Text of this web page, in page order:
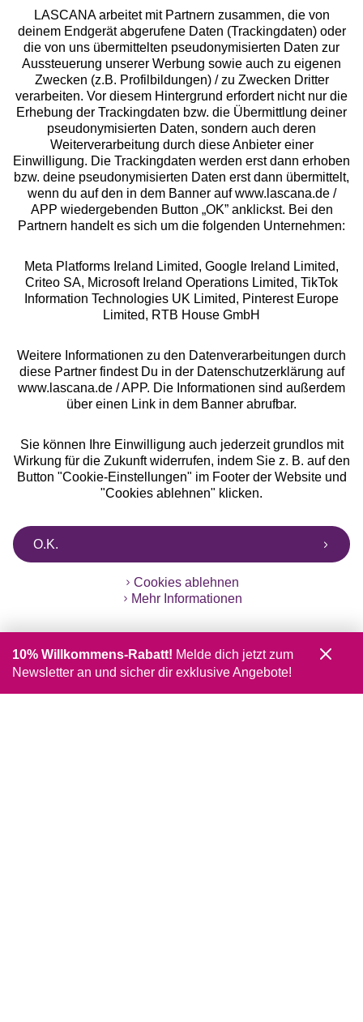
Services
Beratung
Über uns
Rechtliches
Alle Preise inkl. MwSt., zzgl.
Versandkosten
** Bonität vorausgesetzt, berechtigt zur Bonitätsprüfung
LASCANA arbeitet mit Partnern zusammen, die von
deinem Endgerät abgerufene Daten (Trackingdaten) oder
die von uns übermittelten pseudonymisierten Daten zur
Aussteuerung unserer Werbung sowie auch zu eigenen
Zwecken (z.B. Profilbildungen) / zu Zwecken Dritter
verarbeiten. Vor diesem Hintergrund erfordert nicht nur die
Erhebung der Trackingdaten bzw. die Übermittlung deiner
pseudonymisierten Daten, sondern auch deren
Weiterverarbeitung durch diese Anbieter einer
Einwilligung. Die Trackingdaten werden erst dann erhoben
bzw. deine pseudonymisierten Daten erst dann übermittelt,
wenn du auf den in dem Banner auf www.lascana.de /
APP wiedergebenden Button „OK” anklickst. Bei den
Partnern handelt es sich um die folgenden Unternehmen:
Meta Platforms Ireland Limited, Google Ireland Limited,
Criteo SA, Microsoft Ireland Operations Limited, TikTok
Information Technologies UK Limited, Pinterest Europe
Limited, RTB House GmbH
Weitere Informationen zu den Datenverarbeitungen durch
diese Partner findest Du in der Datenschutzerklärung auf
www.lascana.de / APP. Die Informationen sind außerdem
über einen Link in dem Banner abrufbar.
Sie können Ihre Einwilligung auch jederzeit grundlos mit
Wirkung für die Zukunft widerrufen, indem Sie z. B. auf den
Button "Cookie-Einstellungen" im Footer der Website und
"Cookies ablehnen" klicken.
O.K.
Cookies ablehnen
Mehr Informationen
10% Willkommens-Rabatt! Melde dich jetzt zum
Newsletter an und sicher dir exklusive Angebote!